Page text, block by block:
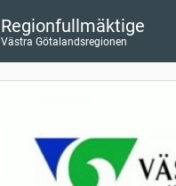
Regionfullmäktige
Västra Götalandsregionen